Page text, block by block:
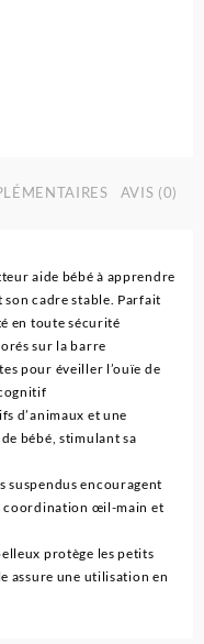
AVIS (0)
aide bébé à apprendre
son cadre stable. Parfait
en toute sécurité
sur la barre
pour éveiller l’ouïe de
d’animaux et une
bébé, stimulant sa
suspendus encouragent
coordination œil-main et
protège les petits
assure une utilisation en